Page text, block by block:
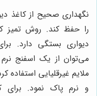
نگهداری صحیح از کاغذ
را حفظ کند. روش تمیز
دیواری بستگی دارد.
می‌توان از یک اسفنج
ملایم غیرقلیایی
و نرم پاک نمود. برای